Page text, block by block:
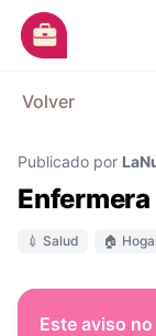
Ir al contenido
Categorías
Empresas
Blog
Dejá tu CV
Volver
Publicado por
💉 Salud 🏠
Este aviso